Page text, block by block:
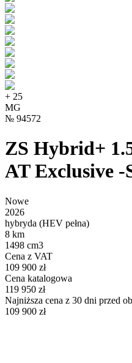
+ 25
MG
№ 94572
ZS Hybrid+
AT Exclusive -
Nowe
2026
hybryda (HEV pełna)
8 km
1498 cm3
Cena z VAT
109 900 zł
Cena katalogowa
119 950 zł
Najniższa cena z 30 dni przed
109 900 zł